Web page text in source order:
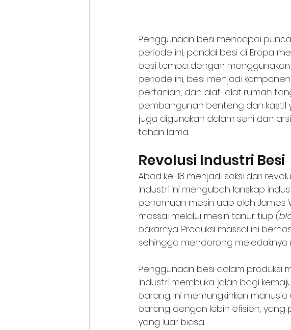
Penggunaan besi mencapai
periode ini, pandai besi di Eropa
besi tempa dengan
periode ini, besi menjadi
pertanian, dan alat-alat rumah
pembangunan benteng dan kastil
juga digunakan dalam seni dan
tahan lama.
Revolusi Industri Besi
Abad ke-18 menjadi saksi dari
industri ini mengubah lanskap
penemuan mesin uap oleh James
massal melalui mesin tanur tiup
bakarnya. Produksi massal ini
sehingga mendorong meledaknya
Penggunaan besi dalam produksi
industri membuka jalan bagi
barang. Ini memungkinkan
barang dengan lebih efisien,
yang luar biasa.